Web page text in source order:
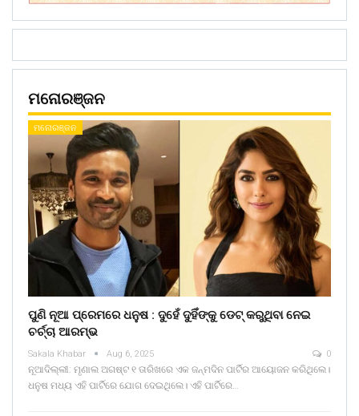
ମନୋରଞ୍ଜନ
ମନୋରଞ୍ଜନ
ପୁଣି ନୂଆ ପ୍ରେମରେ ଧନୁଷ : ଦୁହେଁ ଦୁହିଁଙ୍କୁ ଡେଟ୍ କରୁଥିବା ନେଇ
ଚର୍ଚ୍ଚା ଆରମ୍ଭ
Sakala Khabar Aug 6, 2025 0
ନୂଆଦିଲ୍ଲୀ: ମୃଣାଲ ଅଗଷ୍ଟ ୧ ତାରିଖରେ ଏକ ଜନ୍ମଦିନ ପାର୍ଟିର ଆୟୋଜନ କରିଥିଲେ।
ଧନୁଷ ମଧ୍ୟ ଏହି ପାର୍ଟିରେ ଯୋଗ ଦେଇଥିଲେ। ଏହି ପାର୍ଟିରେ…